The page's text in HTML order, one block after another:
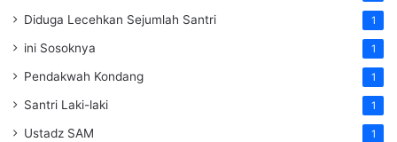
Diduga Lecehkan Sejumlah Santri 1
ini Sosoknya 1
Pendakwah Kondang 1
Santri Laki-laki 1
Ustadz SAM 1